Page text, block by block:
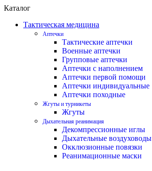
Каталог
Тактическая медицина
Аптечки
Тактические аптечки
Военные аптечки
Групповые аптечки
Аптечки с наполнением
Аптечки первой помощи
Аптечки индивидуальные
Аптечки походные
Жгуты и турникеты
Жгуты
Дыхательная реанимация
Декомпрессионные иглы
Дыхательные воздуховоды
Окклюзионные повязки
Реанимационные маски